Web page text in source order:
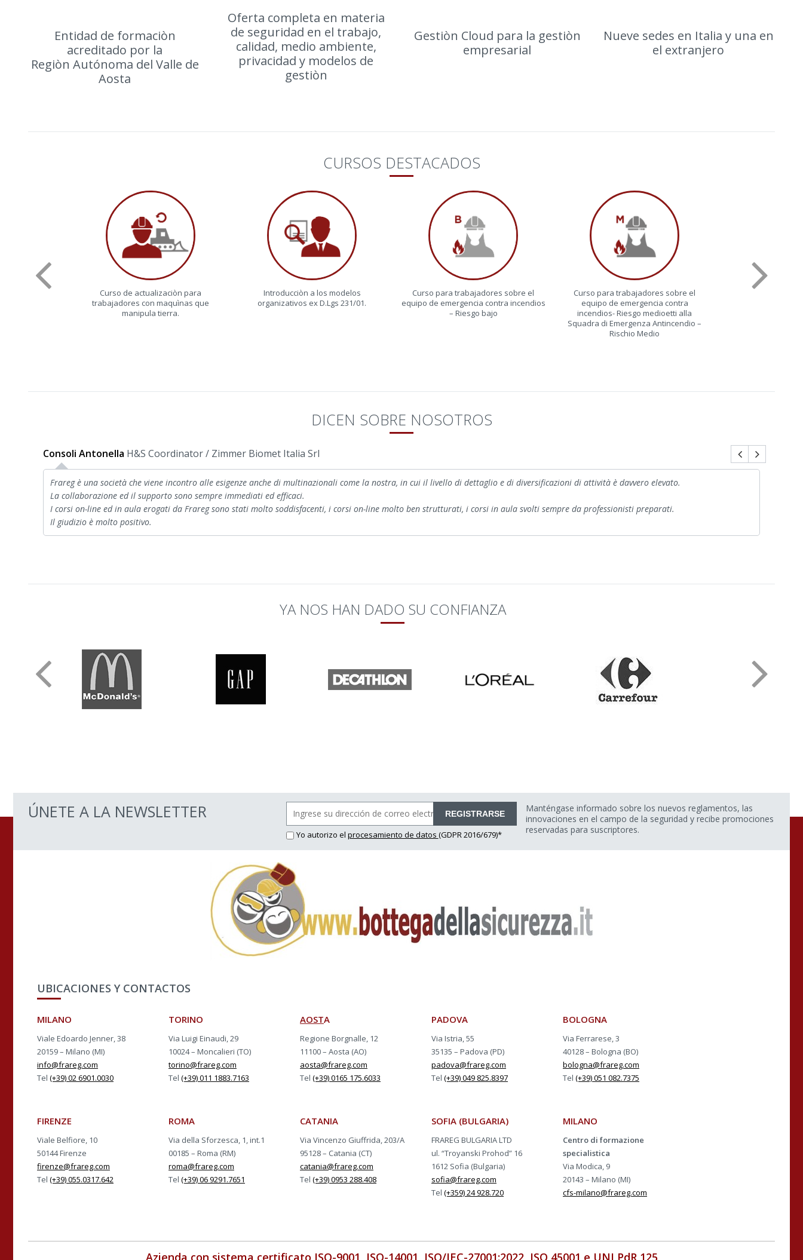
Entidad de formaciòn
acreditado por la
Regiòn Autónoma del Valle de
Aosta
Oferta completa en materia
de seguridad en el trabajo,
calidad, medio ambiente,
privacidad y modelos de
gestiòn
Gestiòn Cloud para la gestiòn
empresarial
Nueve sedes en Italia y una en
el extranjero
CURSOS DESTACADOS
Curso de actualizaciòn para
trabajadores con maquìnas que
manipula tierra.
Introducciòn a los modelos
organizativos ex D.Lgs 231/01.
Curso para trabajadores sobre el
equipo de emergencia contra incendios
– Riesgo bajo
Curso para trabajadores sobre el
equipo de emergencia contra
incendios- Riesgo medioetti alla
Squadra di Emergenza Antincendio –
Rischio Medio
Curso para
DICEN SOBRE NOSOTROS
Consoli Antonella H&S Coordinator / Zimmer Biomet Italia Srl
Frareg è una società che viene incontro alle esigenze anche di multinazionali come la nostra, in cui il livello di dettaglio e di diversificazioni di attività è davvero elevato.
La collaborazione ed il supporto sono sempre immediati ed efficaci.
I corsi on-line ed in aula erogati da Frareg sono stati molto soddisfacenti, i corsi on-line molto ben strutturati, i corsi in aula svolti sempre da professionisti preparati.
Il giudizio è molto positivo.
YA NOS HAN DADO SU CONFIANZA
ÚNETE A LA NEWSLETTER REGISTRARSE
Yo autorizo el procesamiento de datos (GDPR 2016/679)*
Manténgase informado sobre los nuevos reglamentos, las
innovaciones en el campo de la seguridad y recibe promociones
reservadas para suscriptores.
UBICACIONES Y CONTACTOS
MILANO
Viale Edoardo Jenner, 38
20159 – Milano (MI)
info@frareg.com
Tel (+39) 02 6901.0030
TORINO
Via Luigi Einaudi, 29
10024 – Moncalieri (TO)
torino@frareg.com
Tel (+39) 011 1883.7163
AOSTA
Regione Borgnalle, 12
11100 – Aosta (AO)
aosta@frareg.com
Tel (+39) 0165 175.6033
PADOVA
Via Istria, 55
35135 – Padova (PD)
padova@frareg.com
Tel (+39) 049 825.8397
BOLOGNA
Via Ferrarese, 3
40128 – Bologna (BO)
bologna@frareg.com
Tel (+39) 051 082.7375
FIRENZE
Viale Belfiore, 10
50144 Firenze
firenze@frareg.com
Tel (+39) 055.0317.642
ROMA
Via della Sforzesca, 1, int.1
00185 – Roma (RM)
roma@frareg.com
Tel (+39) 06 9291.7651
CATANIA
Via Vincenzo Giuffrida, 203/A
95128 – Catania (CT)
catania@frareg.com
Tel (+39) 0953 288.408
SOFIA (BULGARIA)
FRAREG BULGARIA LTD
ul. “Troyanski Prohod” 16
1612 Sofia (Bulgaria)
sofia@frareg.com
Tel (+359) 24 928.720
MILANO
Centro di formazione
specialistica
Via Modica, 9
20143 – Milano (MI)
cfs-milano@frareg.com
Azienda con sistema certificato ISO-9001, ISO-14001, ISO/IEC-27001:2022, ISO 45001 e UNI PdR 125